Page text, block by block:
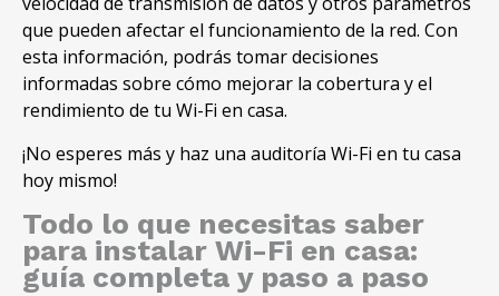
que pueden afectar el funcionamiento de la red. Con
esta información, podrás tomar decisiones
informadas sobre cómo mejorar la cobertura y el
rendimiento de tu Wi-Fi en casa.
¡No esperes más y haz una auditoría Wi-Fi en tu casa
hoy mismo!
Todo lo que necesitas saber
para instalar Wi-Fi en casa:
guía completa y paso a paso